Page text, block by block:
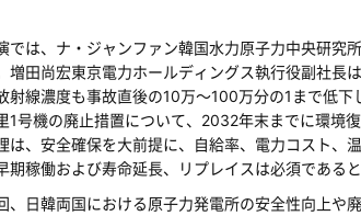
では、ナ・ジャンファン韓国水力原子力中央研究
増田尚宏東京電力ホールディングス執行役副社長
射線濃度も事故直後の10万～100万分の1まで低
1号機の廃止措置について、2032年末までに環境
は、安全確保を大前提に、自給率、電力コスト、
期稼働および寿命延長、リプレイスは必須であると
、日韓両国における原子力発電所の安全性向上や